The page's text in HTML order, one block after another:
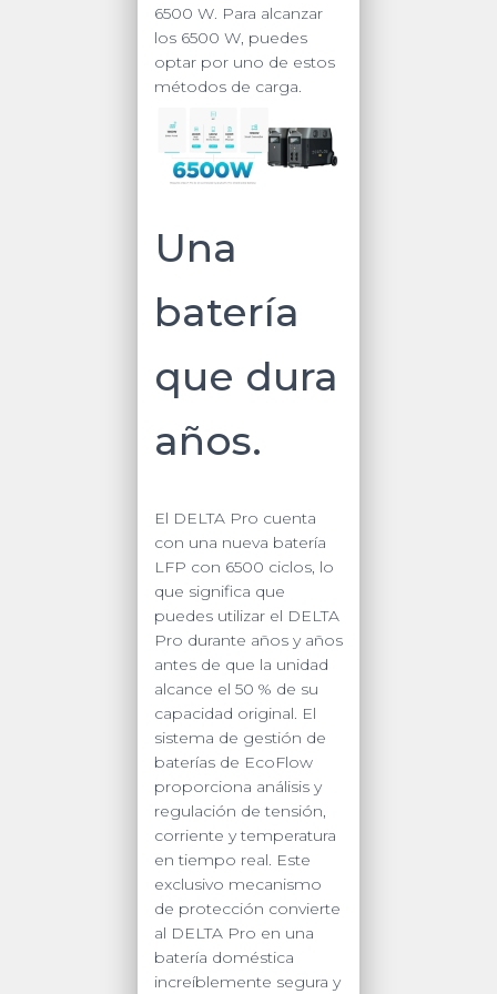
6500 W. Para alcanzar
los 6500 W, puedes
optar por uno de estos
métodos de carga.
Una
batería
que dura
años.
El DELTA Pro cuenta
con una nueva batería
LFP con 6500 ciclos, lo
que significa que
puedes utilizar el DELTA
Pro durante años y años
antes de que la unidad
alcance el 50 % de su
capacidad original. El
sistema de gestión de
baterías de EcoFlow
proporciona análisis y
regulación de tensión,
corriente y temperatura
en tiempo real. Este
exclusivo mecanismo
de protección convierte
al DELTA Pro en una
batería doméstica
increíblemente segura y